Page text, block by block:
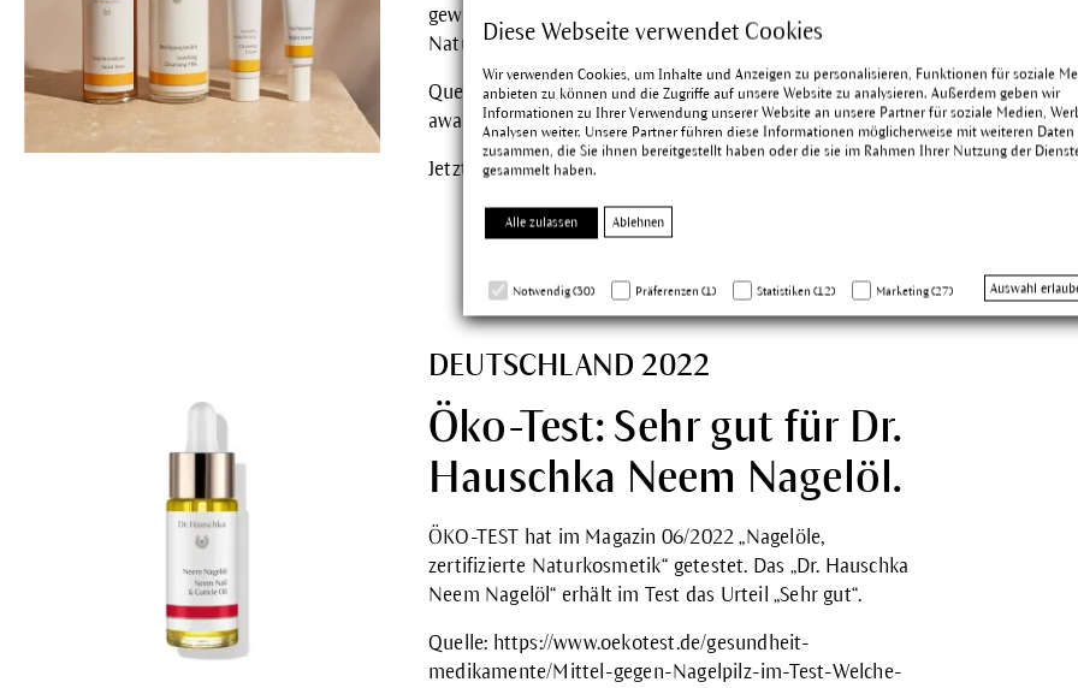
Diese Webseite verwendet Cookies
Wir verwenden Cookies, um Inhalte und Anzeigen zu personalisieren, Funktionen für soziale
anbieten zu können und die Zugriffe auf unsere Website zu analysieren. Außerdem geben wir
Informationen zu Ihrer Verwendung unserer Website an unsere Partner für soziale Medien,
Analysen weiter. Unsere Partner führen diese Informationen möglicherweise mit weiteren Daten
zusammen, die Sie ihnen bereitgestellt haben oder die sie im Rahmen Ihrer Nutzung der
gesammelt haben.
Alle zulassen Ablehnen
Notwendig (30) Präferenzen (1) Statistiken (12) Marketing (27) Auswahl
gewinnt Dr. Hauschka in der Kategorie „Beste
Naturkosmetik Marke“
Quelle:https://hipandhealthy.com/hip-healthy-beauty-
awards-2022/
Jetzt Dr. Hauschka entdecken
DEUTSCHLAND 2022
Öko-Test: Sehr gut für Dr.
Hauschka Neem Nagelöl.
ÖKO-TEST hat im Magazin 06/2022 „Nagelöle,
zertifizierte Naturkosmetik“ getestet. Das „Dr. Hauschka
Neem Nagelöl“ erhält im Test das Urteil „Sehr gut“.
Quelle: https://www.oekotest.de/gesundheit-
medikamente/Mittel-gegen-Nagelpilz-im-Test-Welche-